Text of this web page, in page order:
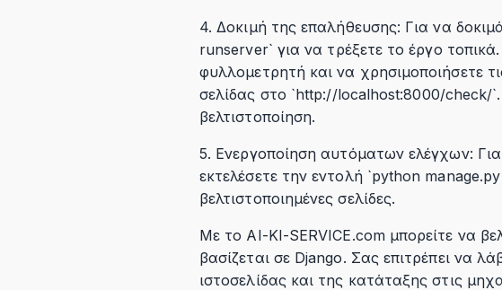
4. Δοκιμή της επαλήθευσης: Για να
runserver` για να τρέξετε το έργο
φυλλομετρητή και να χρησιμοποιήσετε
σελίδας στο `http://localhost:8000/check/
βελτιστοποίηση.
5. Ενεργοποίηση αυτόματων ελέγχων: Για
εκτελέσετε την εντολή `python
βελτιστοποιημένες σελίδες.
Με το AI-KI-SERVICE.com μπορείτε να
βασίζεται σε Django. Σας επιτρέπει να
ιστοσελίδας και της κατάταξης στις